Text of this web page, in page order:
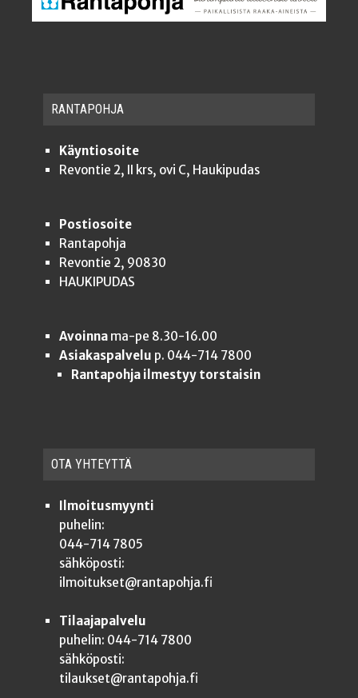
RAN­TA­POH­JA
Käyntiosoite
Revontie 2, II krs, ovi C, Haukipudas
Postiosoite
Rantapohja
Revontie 2, 90830
HAUKIPUDAS
Avoinnama-pe 8.30-16.00
Asiakaspalvelu p. 044-714 7800
Rantapohja ilmestyy torstaisin
OTA YHTEYT­TÄ
Ilmoitusmyynti
puhelin:
044-714 7805
sähköposti:
ilmoitukset@rantapohja.fi
Tilaajapalvelu
puhelin: 044-714 7800
sähköposti:
tilaukset@rantapohja.fi